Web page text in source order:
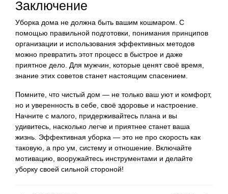
Заключение
Уборка дома не должна быть вашим кошмаром. С
помощью правильной подготовки, понимания принципов
организации и использования эффективных методов
можно превратить этот процесс в быстрое и даже
приятное дело. Для мужчин, которые ценят своё время,
знание этих советов станет настоящим спасением.
Помните, что чистый дом — не только ваш уют и комфорт,
но и уверенность в себе, своё здоровье и настроение.
Начните с малого, придерживайтесь плана и вы
удивитесь, насколько легче и приятнее станет ваша
жизнь. Эффективная уборка — это не про скорость как
таковую, а про ум, систему и отношение. Включайте
мотивацию, вооружайтесь инструментами и делайте
уборку своей сильной стороной!